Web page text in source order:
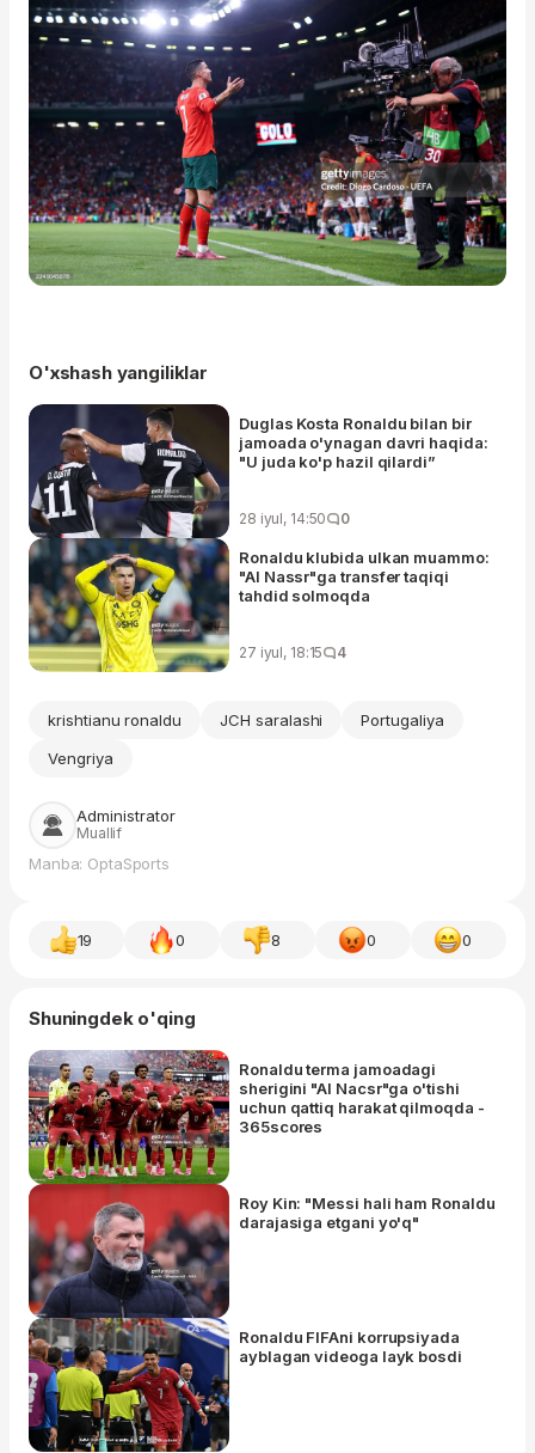
O'xshash yangiliklar
Duglas Kosta Ronaldu bilan bir
jamoada o'ynagan davri haqida:
"U juda ko'p hazil qilardi”
28 iyul, 14:50 0
Ronaldu klubida ulkan muammo:
"Al Nassr"ga transfer taqiqi
tahdid solmoqda
27 iyul, 18:15 4
krishtianu ronaldu JCH saralashi
Portugaliya
Vengriya
Administrator
Muallif
Manba: OptaSports
19 0 8 0 0
Shuningdek o'qing
Ronaldu terma jamoadagi
sherigini "Al Nacsr"ga o'tishi
uchun qattiq harakat qilmoqda -
365scores
Roy Kin: "Messi hali ham Ronaldu
darajasiga etgani yo'q"
Ronaldu FIFAni korrupsiyada
ayblagan videoga layk bosdi